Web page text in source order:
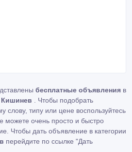
бесплатные объявления в
Кишинев . Чтобы подобрать
слову, типу или цене воспользуйтесь
можете очень просто и быстро
Чтобы дать объявление в категории
перейдите по ссылке "Дать